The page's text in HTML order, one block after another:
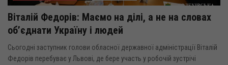
Віталій Федорів: Маємо на ділі, а не на словах
об’єднати Україну і людей
Сьогодні заступник голови обласної державної адміністрації Віталій
Федорів перебуває у Львові, де бере участь у робочій зустрічі